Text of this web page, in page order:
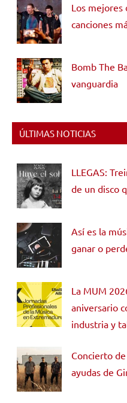
Los mejores
canciones
Bomb The
vanguardia
ÚLTIMAS NOTICIAS
LLEGAS:
de un disco
Así es la
ganar o
La MUM
aniversario
industria y
Concierto
ayudas de